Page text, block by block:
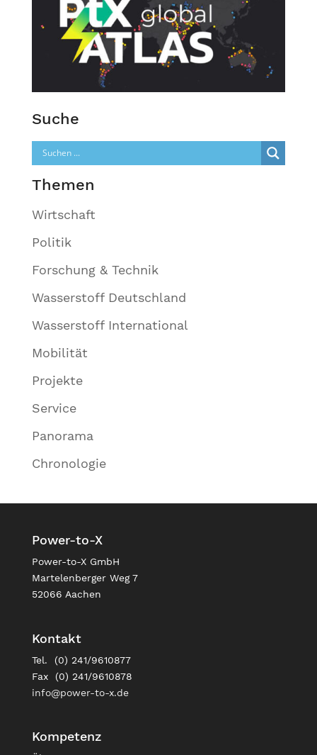
Suche
Themen
Wirtschaft
Politik
Forschung & Technik
Wasserstoff Deutschland
Wasserstoff International
Mobilität
Projekte
Service
Panorama
Chronologie
Power-to-X
Power-to-X GmbH
Martelenberger Weg 7
52066 Aachen
Kontakt
Tel. (0) 241/9610877
Fax (0) 241/9610878
info@power-to-x.de
Kompetenz